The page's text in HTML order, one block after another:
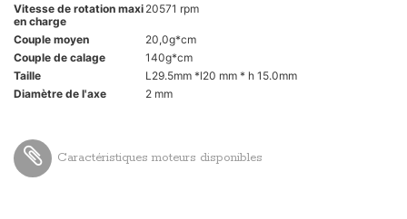
Vitesse de rotation maxi
en charge
20571 rpm
Couple moyen
20,0g*cm
Couple de calage
140g*cm
Taille
L29.5mm *l20 mm * h 15.0mm
Diamètre de l'axe
2 mm
Caractéristiques moteurs disponibles